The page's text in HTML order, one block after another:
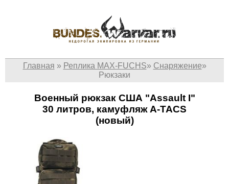
Главная » Реплика MAX-FUCHS» Снаряжение»
Рюкзаки
Военный рюкзак США "Assault I"
30 литров, камуфляж A-TACS
(новый)